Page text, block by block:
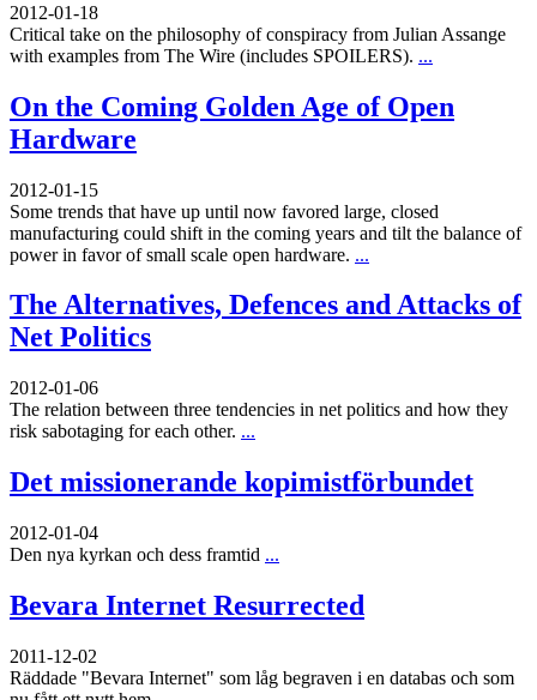
2012-01-18
Critical take on the philosophy of conspiracy from Julian Assange
with examples from The Wire (includes SPOILERS). ...
On the Coming Golden Age of Open
Hardware
2012-01-15
Some trends that have up until now favored large, closed
manufacturing could shift in the coming years and tilt the balance of
power in favor of small scale open hardware. ...
The Alternatives, Defences and Attacks of
Net Politics
2012-01-06
The relation between three tendencies in net politics and how they
risk sabotaging for each other. ...
Det missionerande kopimistförbundet
2012-01-04
Den nya kyrkan och dess framtid ...
Bevara Internet Resurrected
2011-12-02
Räddade "Bevara Internet" som låg begraven i en databas och som